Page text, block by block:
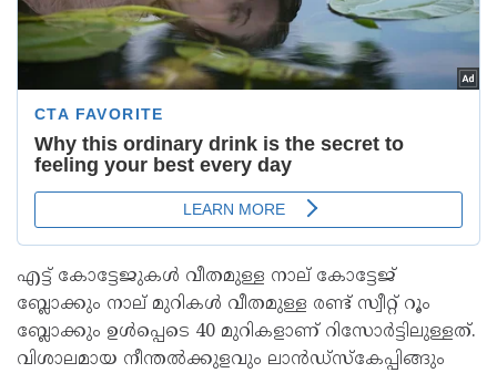
എട്ട് കോട്ടേജുകൾ വീതമുള്ള നാല് കോട്ടേജ്
ബ്ലോക്കും നാല് മുറികൾ വീതമുള്ള രണ്ട് സ്വീറ്റ് റൂം
ബ്ലോക്കും ഉൾപ്പെടെ 40 മുറികളാണ് റിസോർട്ടിലുള്ളത്.
വിശാലമായ നീന്തൽക്കുളവും ലാൻഡ്‌സ്‌കേപ്പിങ്ങും